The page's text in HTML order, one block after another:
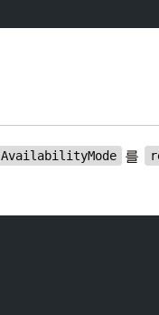
AvailabilityMode 를